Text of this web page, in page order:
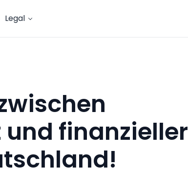
Legal
finanzieller